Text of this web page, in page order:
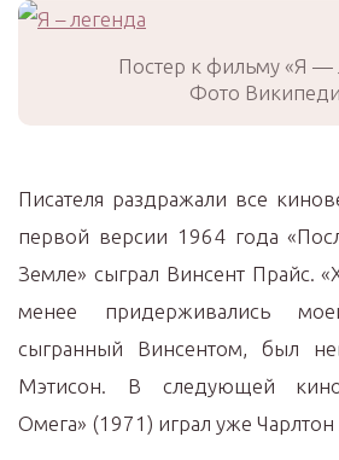
Постер к фильму «Я —
Фото
Писателя раздражали все
первой версии 1964 года
Земле» сыграл Винсент Прайс.
менее придерживались
сыгранный Винсентом, был
Мэтисон. В следующей
Омега» (1971) играл уже Чарлтон